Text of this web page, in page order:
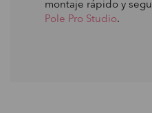
montaje rápido y
Pole Pro Studio.